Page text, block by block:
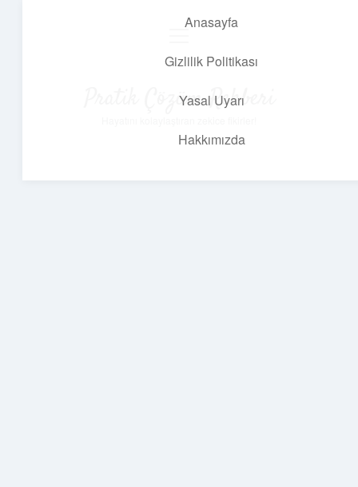
Anasayfa
Gizlilik Politikası
Yasal Uyarı
Hakkımızda
Pratik Çözüm Rehberi